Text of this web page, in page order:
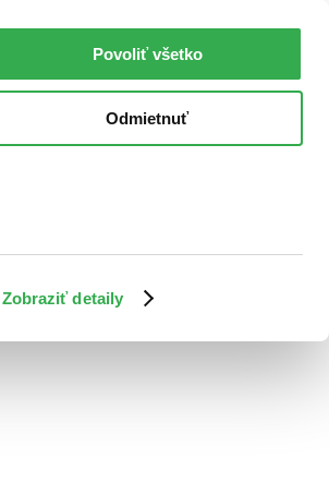
Zobraziť detaily
Povoliť všetko
Odmietnuť